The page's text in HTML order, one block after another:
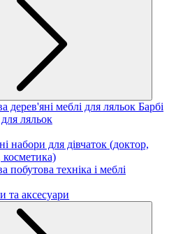
дерев'яні меблі для ляльок Барбі
ляльок
набори для дівчаток (доктор,
косметика)
побутова техніка і меблі
та аксесуари